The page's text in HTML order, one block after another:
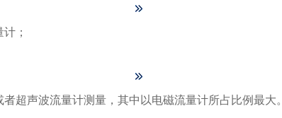
；
超声波流量计测量，其中以电磁流量计所占比例最大。